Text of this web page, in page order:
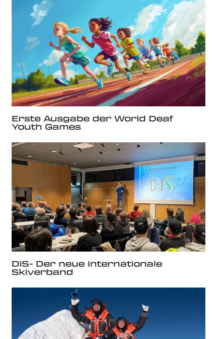
Erste Ausgabe der World Deaf
Youth Games
DIS- Der neue internationale
Skiverband